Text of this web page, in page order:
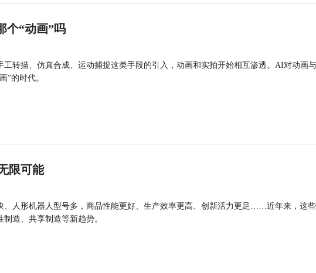
个“动画”吗
转描、仿真合成、运动捕捉这类手段的引入，动画和实拍开始相互渗透。AI对动画
”的时代。
限可能
、人形机器人型号多，商品性能更好、生产效率更高、创新活力更足……近年来，这
造、共享制造等新趋势。